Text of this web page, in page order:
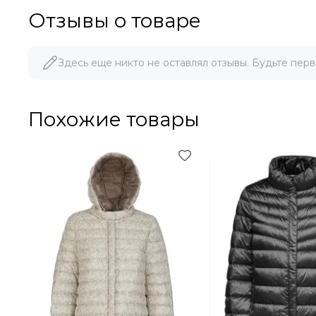
Отзывы о товаре
Здесь еще никто не оставлял отзывы. Будьте
Похожие товары